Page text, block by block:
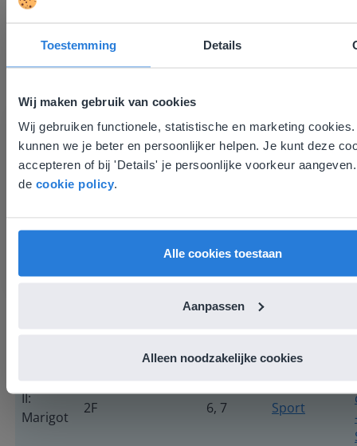
Toestemming Details
Wij maken gebruik van cookies
Wij gebruiken functionele, statistische en marketing
kunnen we je beter en persoonlijker helpen. Je kunt deze
accepteren of bij 'Details' je persoonlijke voorkeur
de cookie policy.
Alle cookies toestaan
Aanpassen
Alleen noodzakelijke cookies
1F 5, 6
I:
Marigot
1F 6, 7 Sport
WW:
1F 5, 6, 7 Het heelal
5, 6
II:
Marigot
2F 6, 7 Sport
Deze website komt niet overeen
locatie
Gezien je locatie, denken we dat je misschien liever
prijzen.
Nederland